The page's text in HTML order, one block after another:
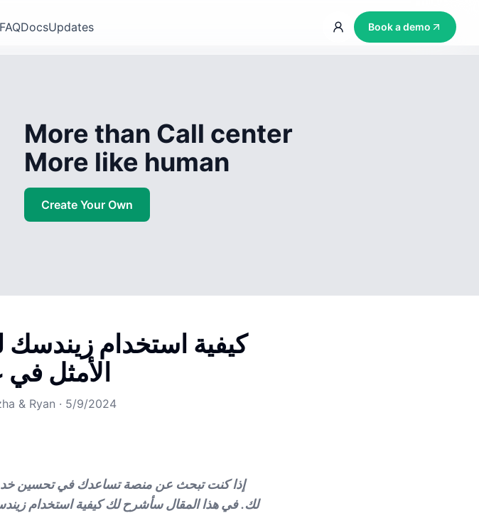
FAQDocsUpdates Book a demo
More than Call center
More like human
Create Your Own
كيفية استخدام زيندسك
الأمثل في
& Ryan · 5/9/2024
إذا كنت تبحث عن منصة تساعدك في تحسين خدمة
لك. في هذا المقال سأشرح لك كيفية استخدام